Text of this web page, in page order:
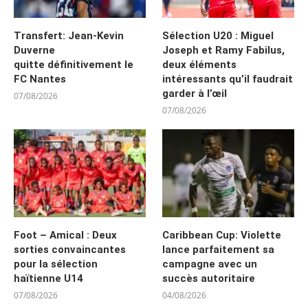
Transfert: Jean-Kevin
Duverne
quitte définitivement le
FC Nantes
07/08/2026
Sélection U20 : Miguel
Joseph et Ramy Fabilus,
deux éléments
intéressants qu’il faudrait
garder à l’œil
07/08/2026
Foot – Amical : Deux
sorties convaincantes
pour la sélection
haïtienne U14
07/08/2026
Caribbean Cup: Violette
lance parfaitement sa
campagne avec un
succès autoritaire
04/08/2026